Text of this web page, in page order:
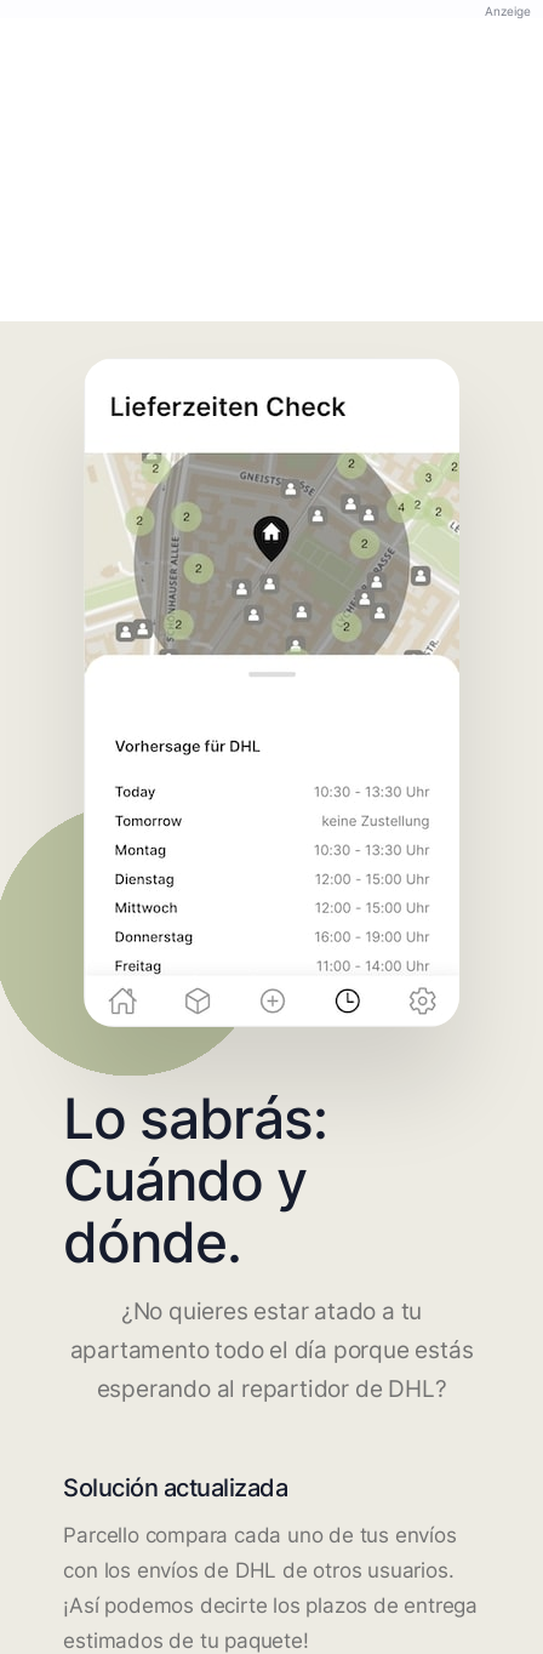
Anzeige
Lo sabrás:
Cuándo y
dónde.
¿No quieres estar atado a tu
apartamento todo el día porque estás
esperando al repartidor de DHL?
Solución actualizada
Parcello compara cada uno de tus envíos
con los envíos de DHL de otros usuarios.
¡Así podemos decirte los plazos de entrega
estimados de tu paquete!